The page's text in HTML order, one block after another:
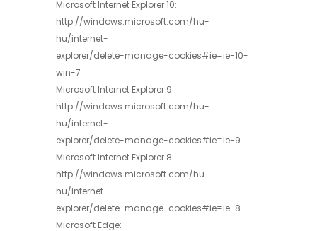
Microsoft Internet Explorer 10:
http://windows.microsoft.com/hu-
hu/internet-
explorer/delete-manage-cookies#ie=ie-10-
win-7
Microsoft Internet Explorer 9:
http://windows.microsoft.com/hu-
hu/internet-
explorer/delete-manage-cookies#ie=ie-9
Microsoft Internet Explorer 8:
http://windows.microsoft.com/hu-
hu/internet-
explorer/delete-manage-cookies#ie=ie-8
Microsoft Edge: